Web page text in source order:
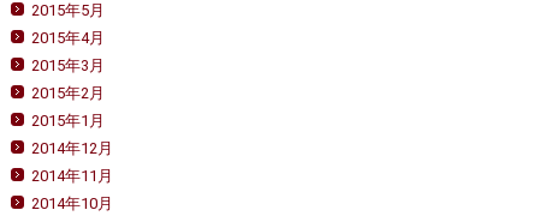
2015年5月
2015年4月
2015年3月
2015年2月
2015年1月
2014年12月
2014年11月
2014年10月